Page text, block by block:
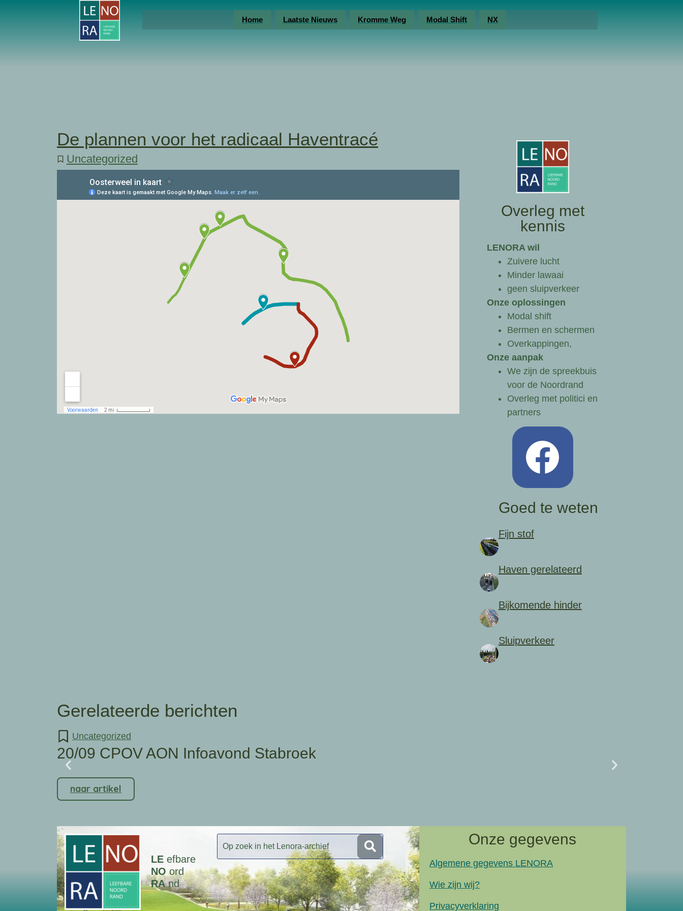
Home Laatste Nieuws Kromme Weg Modal Shift NX
De plannen voor het radicaal Haventracé
Uncategorized
Overleg met
kennis
LENORA wil
Zuivere lucht
Minder lawaai
geen sluipverkeer
Onze oplossingen
Modal shift
Bermen en schermen
Overkappingen,
Onze aanpak
We zijn de spreekbuis
voor de Noordrand
Overleg met politici en
partners
Goed te weten
Fijn stof
Haven gerelateerd
Bijkomende hinder
Sluipverkeer
Gerelateerde berichten
Uncategorized
20/09 CPOV AON Infoavond Stabroek
naar artikel
LE efbare
NO ord
RAnd
Onze gegevens
Algemene gegevens LENORA
Wie zijn wij?
Privacyverklaring